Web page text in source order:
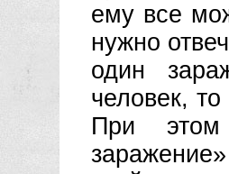
ему все
нужно
один
человек,
При этом